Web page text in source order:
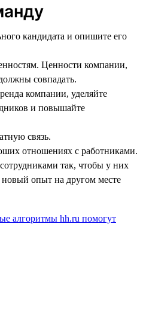
кандидата и опишите его
Ценности компании,
совпадать.
компании, уделяйте
и повышайте
связь.
отношениях с работниками.
так, чтобы у них
опыт на другом месте
алгоритмы hh.ru помогут